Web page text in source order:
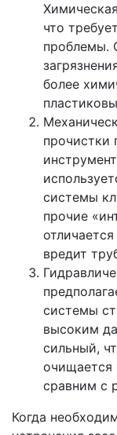
что
проблемы.
более
прочистки
системы
прочие
вредит
системы
высоким
сильный,
очищается
сравним с
Когда